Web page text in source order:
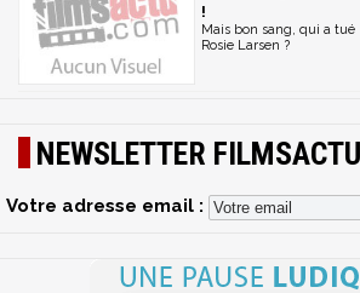
!
Mais bon sang, qui a tué
Rosie Larsen ?
NEWSLETTER FILMSACTU
Votre adresse email :